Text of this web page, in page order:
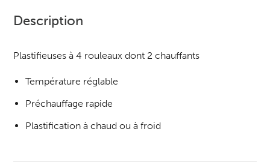
Description
Plastifieuses à 4 rouleaux dont 2 chauffants
Température réglable
Préchauffage rapide
Plastification à chaud ou à froid